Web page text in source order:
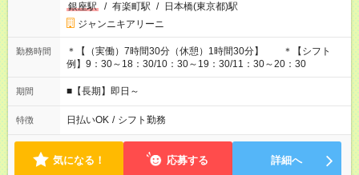
銀座駅
/ 有楽町駅 / 日本橋(東京都)駅
ジャンニキアリーニ
勤務時間
＊【（実働）7時間30分（休憩）1時間30分】 ＊【シフト
例】9：30～18：30/10：30～19：30/11：30～20：30
期間 ■【長期】即日～
特徴 日払いOK / シフト勤務
気になる！ 応募する 詳細へ